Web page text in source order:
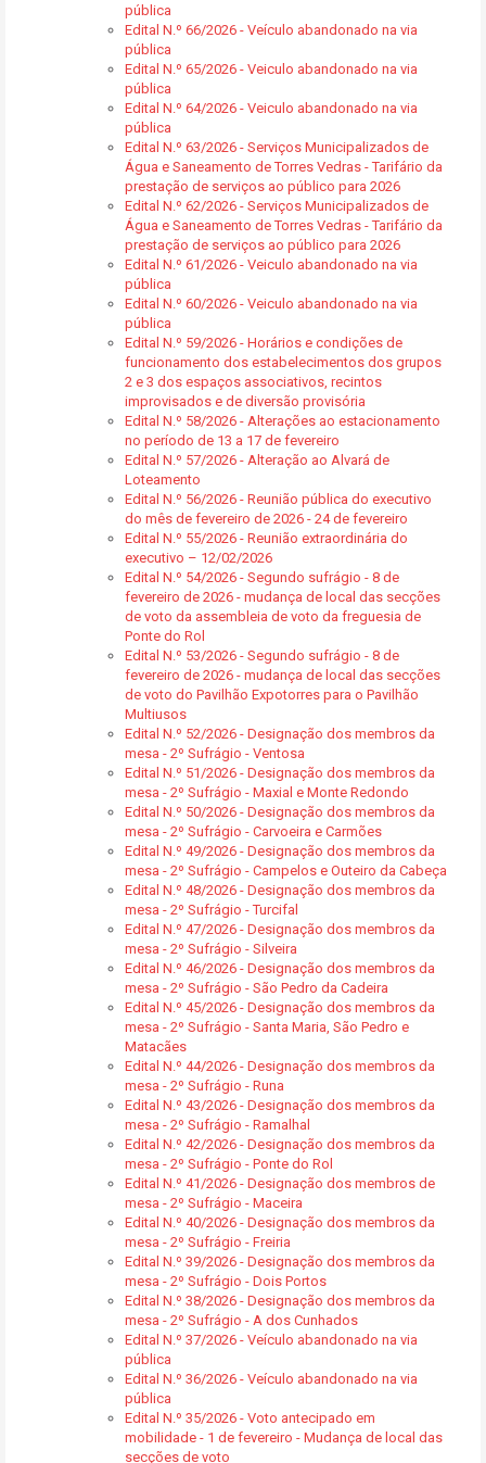
pública
Edital N.º 66/2026 - Veículo abandonado na via
pública
Edital N.º 65/2026 - Veiculo abandonado na via
pública
Edital N.º 64/2026 - Veiculo abandonado na via
pública
Edital N.º 63/2026 - Serviços Municipalizados de
Água e Saneamento de Torres Vedras - Tarifário da
prestação de serviços ao público para 2026
Edital N.º 62/2026 - Serviços Municipalizados de
Água e Saneamento de Torres Vedras - Tarifário da
prestação de serviços ao público para 2026
Edital N.º 61/2026 - Veiculo abandonado na via
pública
Edital N.º 60/2026 - Veiculo abandonado na via
pública
Edital N.º 59/2026 - Horários e condições de
funcionamento dos estabelecimentos dos grupos
2 e 3 dos espaços associativos, recintos
improvisados e de diversão provisória
Edital N.º 58/2026 - Alterações ao estacionamento
no período de 13 a 17 de fevereiro
Edital N.º 57/2026 - Alteração ao Alvará de
Loteamento
Edital N.º 56/2026 - Reunião pública do executivo
do mês de fevereiro de 2026 - 24 de fevereiro
Edital N.º 55/2026 - Reunião extraordinária do
executivo – 12/02/2026
Edital N.º 54/2026 - Segundo sufrágio - 8 de
fevereiro de 2026 - mudança de local das secções
de voto da assembleia de voto da freguesia de
Ponte do Rol
Edital N.º 53/2026 - Segundo sufrágio - 8 de
fevereiro de 2026 - mudança de local das secções
de voto do Pavilhão Expotorres para o Pavilhão
Multiusos
Edital N.º 52/2026 - Designação dos membros da
mesa - 2º Sufrágio - Ventosa
Edital N.º 51/2026 - Designação dos membros da
mesa - 2º Sufrágio - Maxial e Monte Redondo
Edital N.º 50/2026 - Designação dos membros da
mesa - 2º Sufrágio - Carvoeira e Carmões
Edital N.º 49/2026 - Designação dos membros da
mesa - 2º Sufrágio - Campelos e Outeiro da Cabeça
Edital N.º 48/2026 - Designação dos membros da
mesa - 2º Sufrágio - Turcifal
Edital N.º 47/2026 - Designação dos membros da
mesa - 2º Sufrágio - Silveira
Edital N.º 46/2026 - Designação dos membros da
mesa - 2º Sufrágio - São Pedro da Cadeira
Edital N.º 45/2026 - Designação dos membros da
mesa - 2º Sufrágio - Santa Maria, São Pedro e
Matacães
Edital N.º 44/2026 - Designação dos membros da
mesa - 2º Sufrágio - Runa
Edital N.º 43/2026 - Designação dos membros da
mesa - 2º Sufrágio - Ramalhal
Edital N.º 42/2026 - Designação dos membros da
mesa - 2º Sufrágio - Ponte do Rol
Edital N.º 41/2026 - Designação dos membros de
mesa - 2º Sufrágio - Maceira
Edital N.º 40/2026 - Designação dos membros da
mesa - 2º Sufrágio - Freiria
Edital N.º 39/2026 - Designação dos membros da
mesa - 2º Sufrágio - Dois Portos
Edital N.º 38/2026 - Designação dos membros da
mesa - 2º Sufrágio - A dos Cunhados
Edital N.º 37/2026 - Veículo abandonado na via
pública
Edital N.º 36/2026 - Veículo abandonado na via
pública
Edital N.º 35/2026 - Voto antecipado em
mobilidade - 1 de fevereiro - Mudança de local das
secções de voto